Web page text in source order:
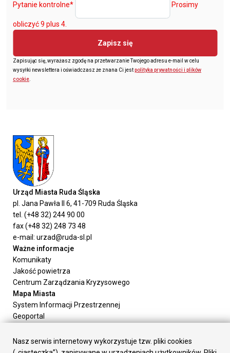
Pytanie kontrolne* Prosimy
obliczyć 9 plus 4.
Zapisz się
Zapisując się, wyrażasz zgodę na przetwarzanie Twojego adresu e-mail w celu
wysyłki newslettera i oświadczasz że znana Ci jestpolityka prywatności i plików
cookie.
Urząd Miasta Ruda Śląska
pl. Jana Pawła II 6, 41-709 Ruda Śląska
tel. (+48 32) 244 90 00
fax (+48 32) 248 73 48
e-mail: urzad@ruda-sl.pl
Ważne informacje
Komunikaty
Jakość powietrza
Centrum Zarządzania Kryzysowego
Mapa Miasta
System Informacji Przestrzennej
Geoportal
Załatw sprawę
Prezydent Miasta
Nasz serwis internetowy wykorzystuje tzw. pliki cookies